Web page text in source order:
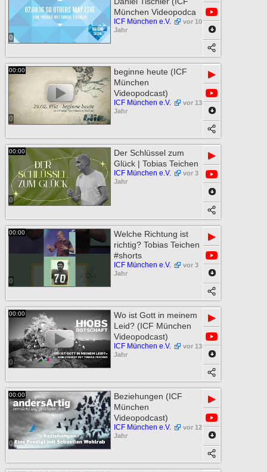
0
München Videopodca
ICF München e.V.
vor 10
Jahr
00:00
0
beginne heute (ICF
München
Videopodcast)
ICF München e.V.
vor 13
Jahr
▶
00:00
0
Der Schlüssel zum
Glück | Tobias Teichen
ICF München e.V.
vor 3
Jahr
▶
00:00
0
Welche Richtung ist
richtig? Tobias Teichen
#shorts
ICF München e.V.
vor 3
Jahr
▶
00:00
0
Wo ist Gott in meinem
Leid? (ICF München
Videopodcast)
ICF München e.V.
vor 13
Jahr
▶
00:00
0
Beziehungen (ICF
München
Videopodcast)
ICF München e.V.
vor 12
Jahr
▶